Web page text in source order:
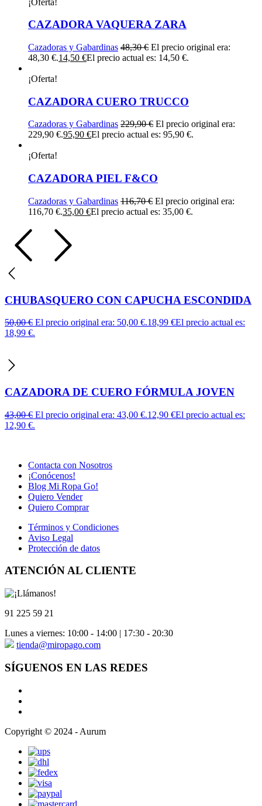
CAZADORA VAQUERA ZARA
Cazadoras y Gabardinas 48,30€ El precio original era:
48,30 €.14,50 €El precio actual es: 14,50 €.
¡Oferta!
CAZADORA CUERO TRUCCO
Cazadoras y Gabardinas 229,90€ El precio original era:
229,90 €.95,90 €El precio actual es: 95,90 €.
¡Oferta!
CAZADORA PIEL F&CO
Cazadoras y Gabardinas 116,70€ El precio original era:
116,70 €.35,00 €El precio actual es: 35,00 €.
CHUBASQUERO CON CAPUCHA ESCONDIDA
50,00€ El precio original era: 50,00 €.18,99 €El precio actual es:
18,99 €.
CAZADORA DE CUERO FÓRMULA JOVEN
43,00€ El precio original era: 43,00 €.12,90 €El precio actual es:
12,90 €.
Contacta con Nosotros
¡Conócenos!
Blog Mi Ropa Go!
Quiero Vender
Quiero Comprar
Términos y Condiciones
Aviso Legal
Protección de datos
ATENCIÓN AL CLIENTE
91 225 59 21
Lunes a viernes: 10:00 - 14:00 | 17:30 - 20:30
tienda@miropago.com
SÍGUENOS EN LAS REDES
Copyright © 2024 - Aurum